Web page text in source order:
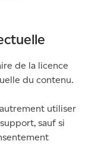
de la licence
du contenu.
utiliser
sauf si